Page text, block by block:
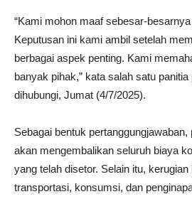
“Kami mohon maaf sebesar-
Keputusan ini kami ambil setelah
berbagai aspek penting. Kami
banyak pihak,” kata salah satu
dihubungi, Jumat (4/7/2025).
Sebagai bentuk
akan mengembalikan seluruh biaya
yang telah disetor. Selain itu,
transportasi, konsumsi, dan